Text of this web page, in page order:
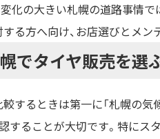
化の大きい札幌の道路事情で
る方へ向け、お店選びとメ
でタイヤ販売を選
するときは第一に「札幌の気
することが大切です。特に